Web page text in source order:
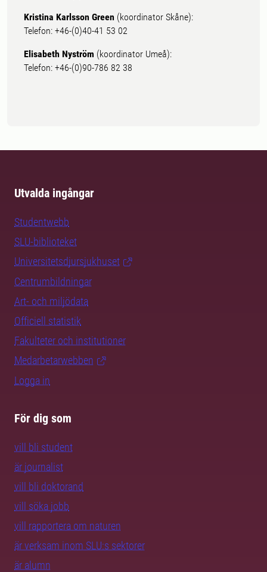
Kristina Karlsson Green (koordinator Skåne):
Telefon: +46-(0)40-41 53 02
Elisabeth Nyström (koordinator Umeå):
Telefon: +46-(0)90-786 82 38
Utvalda ingångar
Studentwebb
SLU-biblioteket
Universitetsdjursjukhuset
Centrumbildningar
Art- och miljödata
Officiell statistik
Fakulteter och institutioner
Medarbetarwebben
Logga in
För dig som
vill bli student
är journalist
vill bli doktorand
vill söka jobb
vill rapportera om naturen
är verksam inom SLU:s sektorer
är alumn